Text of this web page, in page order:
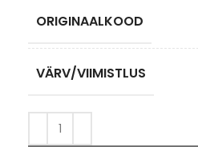
ORIGINAALKOOD
VÄRV/VIIMISTLUS